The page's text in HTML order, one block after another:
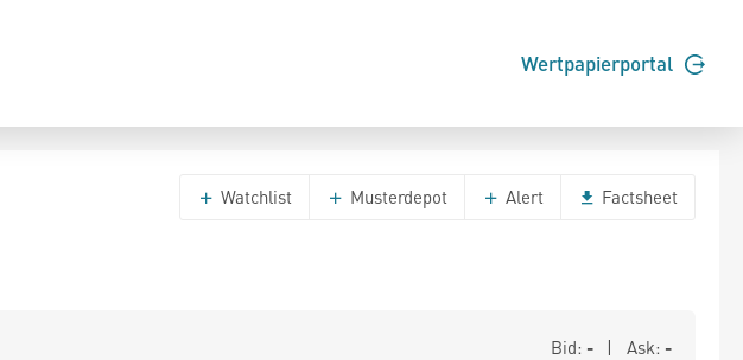
Wertpapierportal
Watchlist Musterdepot Alert Factsheet
Bid: - | Ask: -